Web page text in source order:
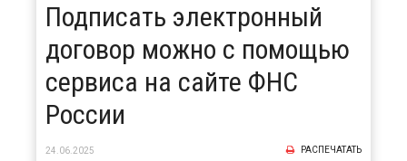
Подписать электронный
договор можно с помощью
сервиса на сайте ФНС
России
24.06.2025 РАСПЕЧАТАТЬ